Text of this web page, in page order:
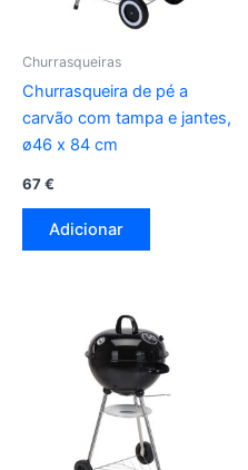
Churrasqueiras
Churrasqueira de pé a
carvão com tampa e jantes,
ø46 x 84 cm
67€
Adicionar